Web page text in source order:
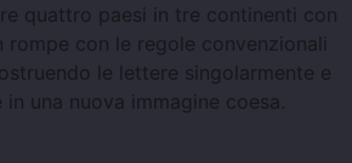
quattro paesi in tre continenti con
rompe con le regole convenzionali
le lettere singolarmente e
una nuova immagine coesa.